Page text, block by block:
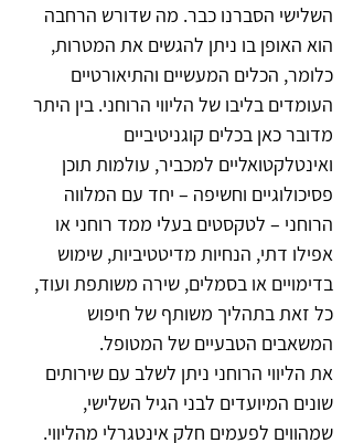
השלישי הסברנו כבר. מה שדורש הרחבה
הוא האופן בו ניתן להגשים את המטרות,
כלומר, הכלים המעשיים והתיאורטיים
העומדים בליבו של הליווי הרוחני. בין היתר
מדובר כאן בכלים קוגניטיביים
ואינטלקטואליים למכביר, עולמות תוכן
פסיכולוגיים וחשיפה – יחד עם המלווה
הרוחני – לטקסטים בעלי ממד רוחני או
אפילו דתי, הנחיות מדיטטיביות, שימוש
בדימויים או בסמלים, שירה משותפת ועוד,
כל זאת בתהליך משותף של חיפוש
המשאבים הטבעיים של המטופל.
את הליווי הרוחני ניתן לשלב עם שירותים
שונים המיועדים לבני הגיל השלישי,
שמהווים לפעמים חלק אינטגרלי מהליווי.